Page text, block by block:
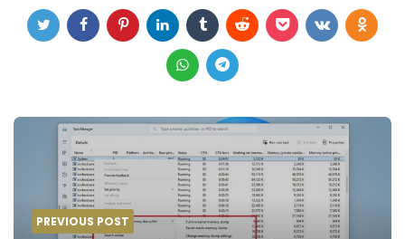
Post
navigation
PREVIOUS POST